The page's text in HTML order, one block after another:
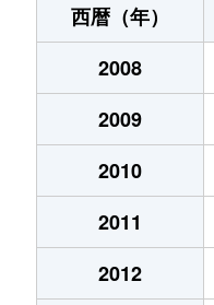
西暦（年）
2008
2009
2010
2011
2012